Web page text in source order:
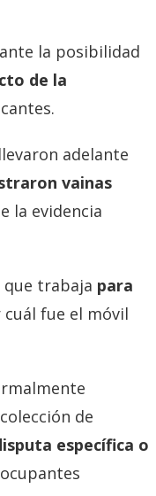
la posibilidad
de la
adelante
vainas
la evidencia
que trabaja para
fue el móvil
de
específica o